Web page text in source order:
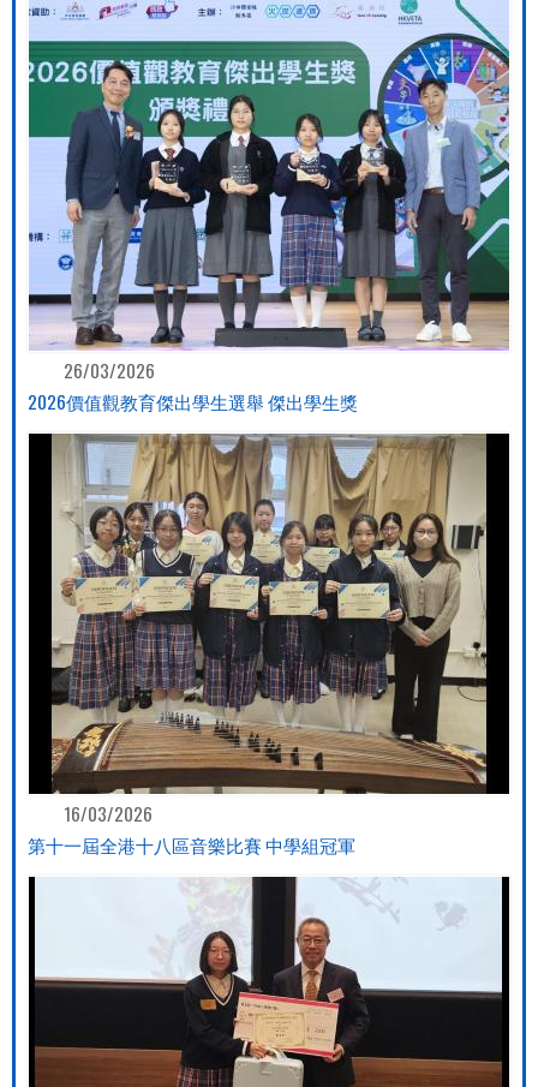
26/03/2026
2026價值觀教育傑出學生選舉 傑出學生獎
16/03/2026
第十一屆全港十八區音樂比賽 中學組冠軍